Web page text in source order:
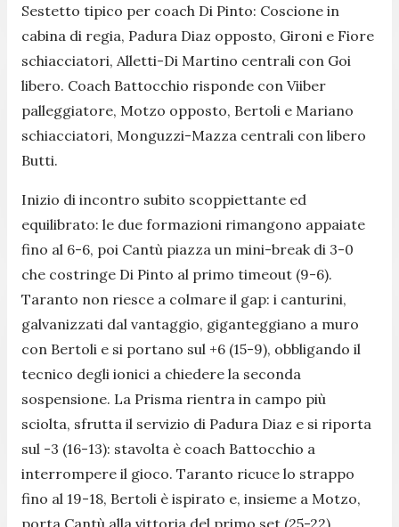
Sestetto tipico per coach Di Pinto: Coscione in
cabina di regia, Padura Diaz opposto, Gironi e Fiore
schiacciatori, Alletti-Di Martino centrali con Goi
libero. Coach Battocchio risponde con Viiber
palleggiatore, Motzo opposto, Bertoli e Mariano
schiacciatori, Monguzzi-Mazza centrali con libero
Butti.
Inizio di incontro subito scoppiettante ed
equilibrato: le due formazioni rimangono appaiate
fino al 6-6, poi Cantù piazza un mini-break di 3-0
che costringe Di Pinto al primo timeout (9-6).
Taranto non riesce a colmare il gap: i canturini,
galvanizzati dal vantaggio, giganteggiano a muro
con Bertoli e si portano sul +6 (15-9), obbligando il
tecnico degli ionici a chiedere la seconda
sospensione. La Prisma rientra in campo più
sciolta, sfrutta il servizio di Padura Diaz e si riporta
sul -3 (16-13): stavolta è coach Battocchio a
interrompere il gioco. Taranto ricuce lo strappo
fino al 19-18, Bertoli è ispirato e, insieme a Motzo,
porta Cantù alla vittoria del primo set (25-22).